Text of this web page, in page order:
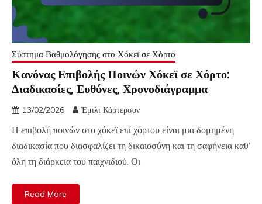
Σύστημα Βαθμολόγησης στο Χόκεϊ σε Χόρτο
Κανόνας Επιβολής Ποινών Χόκεϊ σε Χόρτο:
Διαδικασίες, Ευθύνες, Χρονοδιάγραμμα
13/02/2026 Έμιλι Κάρτερσον
Η επιβολή ποινών στο χόκεϊ επί χόρτου είναι μια δομημένη
διαδικασία που διασφαλίζει τη δικαιοσύνη και τη σαφήνεια καθ’
όλη τη διάρκεια του παιχνιδιού. Οι
Read More